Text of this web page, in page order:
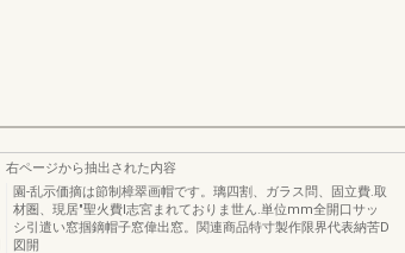
右ページから抽出された内容
園-乱示価摘は節制樟翠画帽です。璃四割、ガラス問、固立費.取
材圏、現居"聖火費I志宮まれておりま世ん.単位mm全開口サッ
シ引遣い窓掴鏑帽子窓偉出窓。関連商品特寸製作限界代表納苦D
図開